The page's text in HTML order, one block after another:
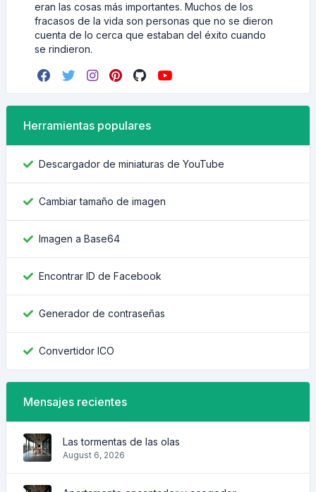
eran las cosas más importantes. Muchos de los
fracasos de la vida son personas que no se dieron
cuenta de lo cerca que estaban del éxito cuando
se rindieron.
Herramientas populares
Descargador de miniaturas de YouTube
Cambiar tamaño de imagen
Imagen a Base64
Encontrar ID de Facebook
Generador de contraseñas
Convertidor ICO
Mensajes recientes
Las tormentas de las olas
August 6, 2026